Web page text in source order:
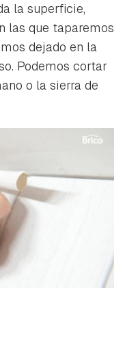
la superficie,
las que taparemos
dejado en la
Podemos cortar
o la sierra de